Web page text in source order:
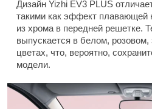
Дизайн Yizhi EV3 PLUS
такими как эффект плавающей
из хрома в передней решетке.
выпускается в белом,
цветах, что, вероятно,
модели.